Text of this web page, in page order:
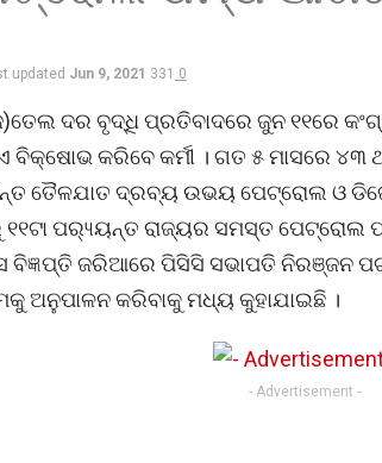
updated Jun 9, 2021 331 0
ଦର ବୃଦ୍ଧି ପ୍ରତିବାଦରେ ଜୁନ ୧୧ରେ
ବିକ୍ଷୋଭ କରିବେ କର୍ମୀ । ଗତ ୫ ମାସରେ
ତୈଳଯାତ ଦ୍ରବ୍ୟ ଉଭୟ ପେଟ୍ରୋଲ ଓ
୧୧ଟା ପର‌୍ୟ୍ୟନ୍ତ ରାଜ୍ୟର ସମସ୍ତ
ଜରିଆରେ ପିସିସି ସଭାପତି ନିରଞ୍ଜନ
ଅନୁପାଳନ କରିବାକୁ ମଧ୍ୟ କୁହାଯାଇଛି ।
- Advertisement -